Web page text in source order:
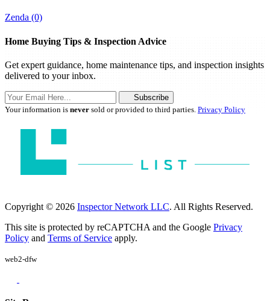
Zenda (0)
Home Buying Tips & Inspection Advice
Get expert guidance, home maintenance tips, and inspection insights
delivered to your inbox.
Subscribe
Your information is never sold or provided to third parties. Privacy Policy
Copyright © 2026 Inspector Network LLC. All Rights Reserved.
This site is protected by reCAPTCHA and the Google Privacy
Policy and Terms of Service apply.
web2-dfw